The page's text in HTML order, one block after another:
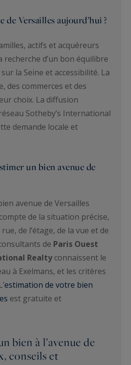
de Versailles aujourd’hui ?
actifs et acquéreurs
d’un bon équilibre
la Seine et accessibilité. La
des commerces et des
choix. La diffusion
Sotheby’s International
demande locale et
un bien avenue de
avenue de Versailles
de la situation précise,
de l’étage, de la vue et de
de Paris Ouest
Realtyconnaissent le
à Exelmans, et les critères
estimation de votre bien
est gratuite et
bien à l’avenue de
conseils et